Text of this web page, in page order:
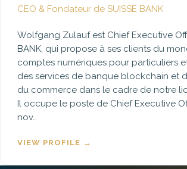
CEO & Fondateur de SUISSE BANK
Wolfgang Zulauf est Chief Executive
BANK, qui propose à ses clients du
comptes numériques pour particuliers
des services de banque blockchain et
du commerce dans le cadre de notre
Il occupe le poste de Chief Executive
nov…
VIEW PROFILE →